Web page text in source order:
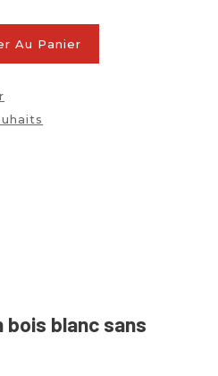
Au Panier
bois blanc sans